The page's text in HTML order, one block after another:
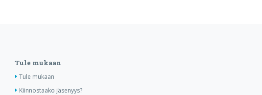
Tule mukaan
Tule mukaan
Kiinnostaako jäsenyys?